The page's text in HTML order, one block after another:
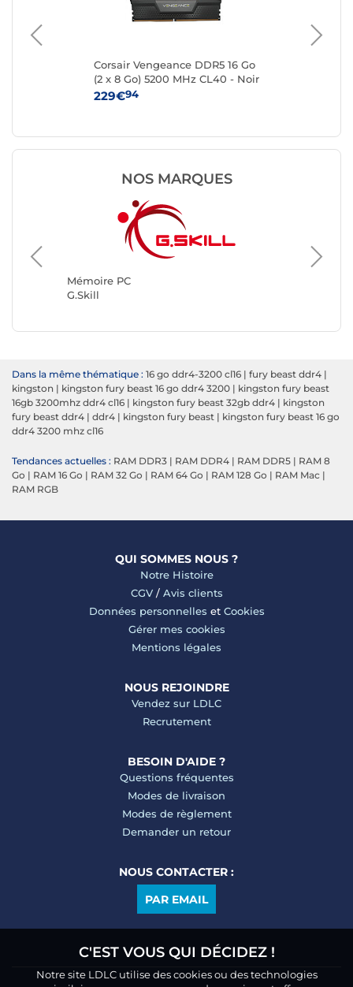
Corsair Vengeance DDR5 16 Go
(2 x 8 Go) 5200 MHz CL40 - Noir
229€94
NOS MARQUES
Mémoire PC
G.Skill
Dans la même thématique : 16 go ddr4-3200 cl16 | fury beast ddr4 |
kingston | kingston fury beast 16 go ddr4 3200 | kingston fury beast
16gb 3200mhz ddr4 cl16 | kingston fury beast 32gb ddr4 | kingston
fury beast ddr4 | ddr4 | kingston fury beast | kingston fury beast 16 go
ddr4 3200 mhz cl16
Tendances actuelles : RAM DDR3 | RAM DDR4 | RAM DDR5 | RAM 8
Go | RAM 16 Go | RAM 32 Go | RAM 64 Go | RAM 128 Go | RAM Mac |
RAM RGB
QUI SOMMES NOUS ?
Notre Histoire
CGV/ Avis clients
Données personnelles et Cookies
Gérer mes cookies
Mentions légales
NOUS REJOINDRE
Vendez sur LDLC
Recrutement
BESOIN D'AIDE ?
Questions fréquentes
Modes de livraison
Modes de règlement
Demander un retour
NOUS CONTACTER :
PAR EMAIL
C'EST VOUS QUI DÉCIDEZ !
Notre site LDLC utilise des cookies ou des technologies